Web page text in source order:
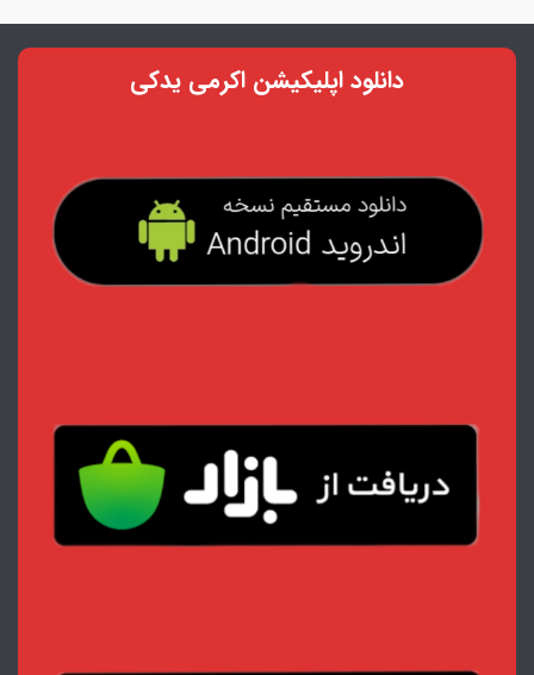
دانلود اپلیکیشن اکرمی یدکی